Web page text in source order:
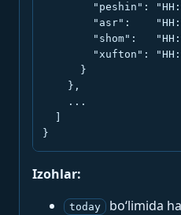
"peshin":
"asr":
"shom":
"xufton":
      }
    },
    ...
}
Izohlar:
today bo‘limida